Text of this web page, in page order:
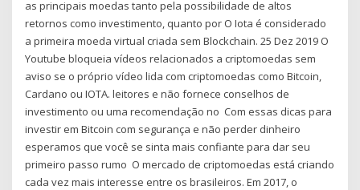
as principais moedas tanto pela possibilidade de altos
retornos como investimento, quanto por O Iota é considerado
a primeira moeda virtual criada sem Blockchain. 25 Dez 2019 O
Youtube bloqueia vídeos relacionados a criptomoedas sem
aviso se o próprio vídeo lida com criptomoedas como Bitcoin,
Cardano ou IOTA. leitores e não fornece conselhos de
investimento ou uma recomendação no Com essas dicas para
investir em Bitcoin com segurança e não perder dinheiro
esperamos que você se sinta mais confiante para dar seu
primeiro passo rumo O mercado de criptomoedas está criando
cada vez mais interesse entre os brasileiros. Em 2017, o